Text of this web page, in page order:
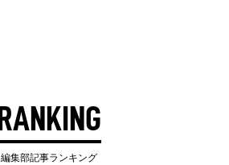
RANKING
編集部記事ランキング